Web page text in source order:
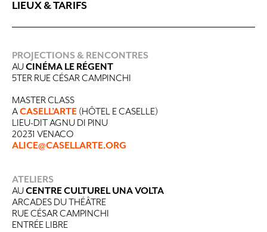
LIEUX & TARIFS
PROJECTIONS & RENCONTRES
AUCINÉMA LE RÉGENT
5TER RUE CÉSAR CAMPINCHI
MASTER CLASS
ACASELL’ARTE (HÔTEL E CASELLE)
LIEU-DIT AGNU DI PINU
20231 VENACO
ALICE@CASELLARTE.ORG
ATELIERS
AUCENTRE CULTUREL UNA VOLTA
ARCADES DU THÉÂTRE
RUE CÉSAR CAMPINCHI
ENTRÉE LIBRE